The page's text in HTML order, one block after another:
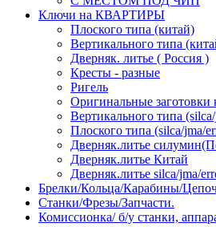
Ключи на КВАРТИРЫ
Плоского типа (китай)
Вертикального типа
Дверняк. литье ( Россия )
Кресты - разные
Ригель
Оригинальные заготовки
Вертикального типа
Плоского типа (silca/jma/
Дверняк.литье
Дверняк.литье Китай
Дверняк.литье silca/jma/
Брелки/Кольца/Карабины/
Станки/Фрезы/Запчасти.
Комиссионка/ б/у станки,